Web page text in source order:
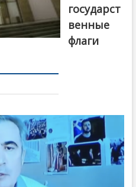
государст
венные
флаги